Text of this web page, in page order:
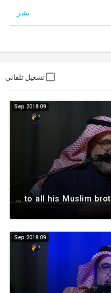
نشر
تشغيل تلقائي
09 Sep 2018
AHMED IBRAHIM, (UAE writer) conveying his greetings to all his Muslim brothers and sisters in DUBAI.
09 Sep 2018